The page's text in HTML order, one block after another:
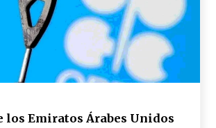
bajo los auspicios de EE. UU.
13 horas atrás
Venezuela como munición política: el Capitolio
vs. Trump
14 horas atrás
inventa método para minimizar bajas por
los Emiratos Árabes Unidos